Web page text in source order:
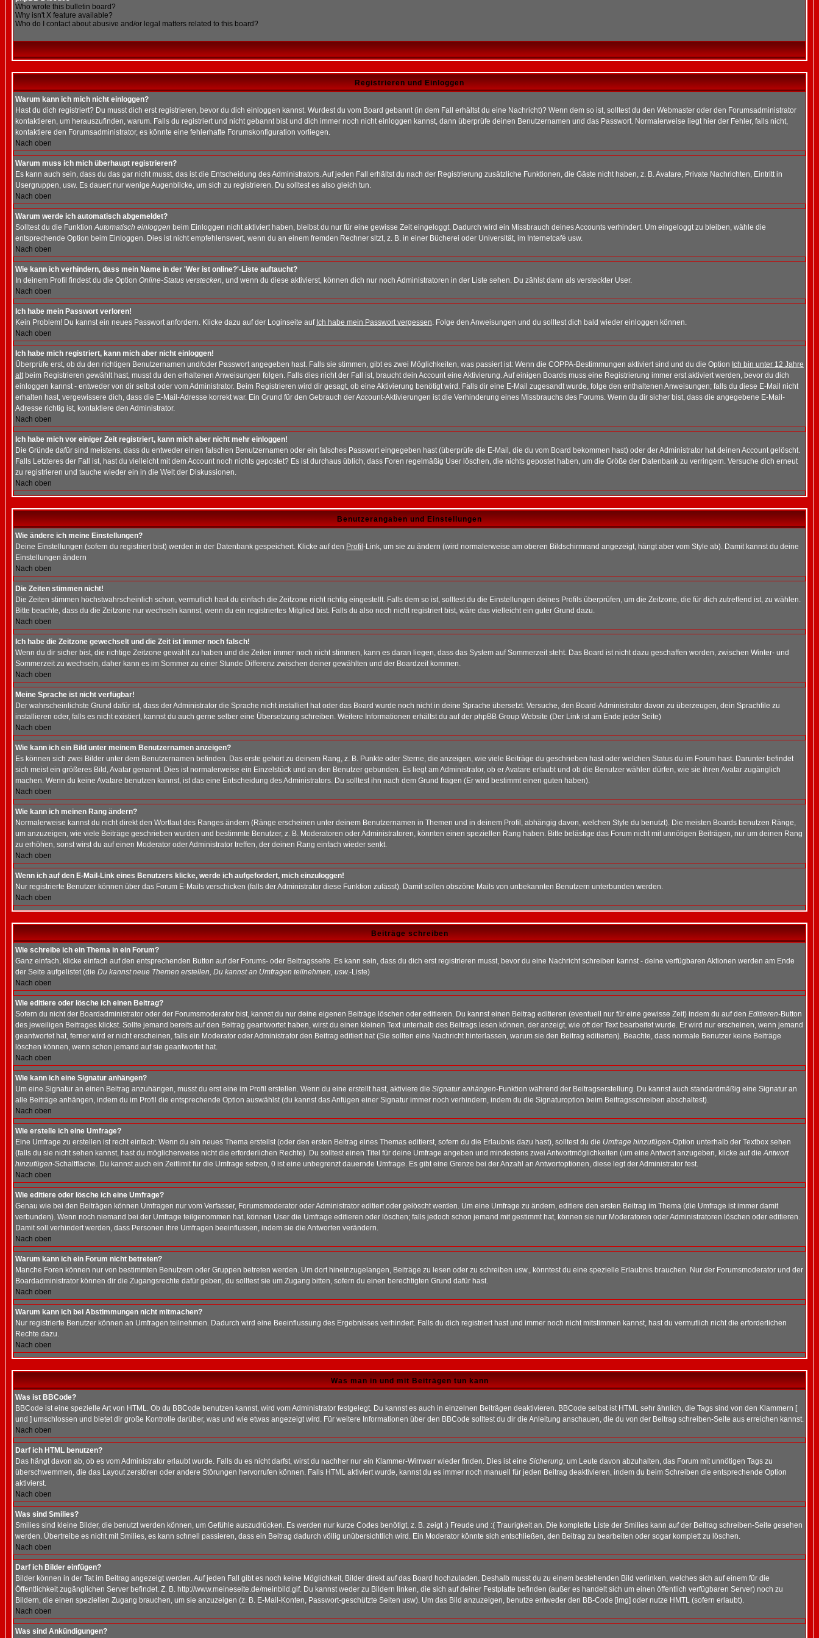
Who wrote this bulletin board?
Why isn't X feature available?
Who do I contact about abusive and/or legal matters related to this board?
Registrieren und Einloggen
Warum kann ich mich nicht einloggen?
Hast du dich registriert? Du musst dich erst registrieren, bevor du dich einloggen kannst. Wurdest du vom Board gebannt (in dem Fall erhältst du eine Nachricht)? Wenn dem so ist, solltest du den Webmaster oder den Forumsadministrator
kontaktieren, um herauszufinden, warum. Falls du registriert und nicht gebannt bist und dich immer noch nicht einloggen kannst, dann überprüfe deinen Benutzernamen und das Passwort. Normalerweise liegt hier der Fehler, falls nicht,
kontaktiere den Forumsadministrator, es könnte eine fehlerhafte Forumskonfiguration vorliegen.
Nach oben
Warum muss ich mich überhaupt registrieren?
Es kann auch sein, dass du das gar nicht musst, das ist die Entscheidung des Administrators. Auf jeden Fall erhältst du nach der Registrierung zusätzliche Funktionen, die Gäste nicht haben, z. B. Avatare, Private Nachrichten, Eintritt in
Usergruppen, usw. Es dauert nur wenige Augenblicke, um sich zu registrieren. Du solltest es also gleich tun.
Nach oben
Warum werde ich automatisch abgemeldet?
Solltest du die FunktionAutomatisch einloggen beim Einloggen nicht aktiviert haben, bleibst du nur für eine gewisse Zeit eingeloggt. Dadurch wird ein Missbrauch deines Accounts verhindert. Um eingeloggt zu bleiben, wähle die
entsprechende Option beim Einloggen. Dies ist nicht empfehlenswert, wenn du an einem fremden Rechner sitzt, z. B. in einer Bücherei oder Universität, im Internetcafé usw.
Nach oben
Wie kann ich verhindern, dass mein Name in der 'Wer ist online?'-Liste auftaucht?
In deinem Profil findest du die Option Online-Status verstecken, und wenn du diese aktivierst, können dich nur noch Administratoren in der Liste sehen. Du zählst dann als versteckter User.
Nach oben
Ich habe mein Passwort verloren!
Kein Problem! Du kannst ein neues Passwort anfordern. Klicke dazu auf der Loginseite auf Ich habe mein Passwort vergessen. Folge den Anweisungen und du solltest dich bald wieder einloggen können.
Nach oben
Ich habe mich registriert, kann mich aber nicht einloggen!
Überprüfe erst, ob du den richtigen Benutzernamen und/oder Passwort angegeben hast. Falls sie stimmen, gibt es zwei Möglichkeiten, was passiert ist: Wenn die COPPA-Bestimmungen aktiviert sind und du die Option Ich bin unter 12 Jahre
altbeim Registrieren gewählt hast, musst du den erhaltenen Anweisungen folgen. Falls dies nicht der Fall ist, braucht dein Account eine Aktivierung. Auf einigen Boards muss eine Registrierung immer erst aktiviert werden, bevor du dich
einloggen kannst - entweder von dir selbst oder vom Administrator. Beim Registrieren wird dir gesagt, ob eine Aktivierung benötigt wird. Falls dir eine E-Mail zugesandt wurde, folge den enthaltenen Anweisungen; falls du diese E-Mail nicht
erhalten hast, vergewissere dich, dass die E-Mail-Adresse korrekt war. Ein Grund für den Gebrauch der Account-Aktivierungen ist die Verhinderung eines Missbrauchs des Forums. Wenn du dir sicher bist, dass die angegebene E-Mail-
Adresse richtig ist, kontaktiere den Administrator.
Nach oben
Ich habe mich vor einiger Zeit registriert, kann mich aber nicht mehr einloggen!
Die Gründe dafür sind meistens, dass du entweder einen falschen Benutzernamen oder ein falsches Passwort eingegeben hast (überprüfe die E-Mail, die du vom Board bekommen hast) oder der Administrator hat deinen Account gelöscht.
Falls Letzteres der Fall ist, hast du vielleicht mit dem Account noch nichts gepostet? Es ist durchaus üblich, dass Foren regelmäßig User löschen, die nichts gepostet haben, um die Größe der Datenbank zu verringern. Versuche dich erneut
zu registrieren und tauche wieder ein in die Welt der Diskussionen.
Nach oben
Benutzerangaben und Einstellungen
Wie ändere ich meine Einstellungen?
Deine Einstellungen (sofern du registriert bist) werden in der Datenbank gespeichert. Klicke auf den Profil -Link, um sie zu ändern (wird normalerweise am oberen Bildschirmrand angezeigt, hängt aber vom Style ab). Damit kannst du deine
Einstellungen ändern
Nach oben
Die Zeiten stimmen nicht!
Die Zeiten stimmen höchstwahrscheinlich schon, vermutlich hast du einfach die Zeitzone nicht richtig eingestellt. Falls dem so ist, solltest du die Einstellungen deines Profils überprüfen, um die Zeitzone, die für dich zutreffend ist, zu wählen.
Bitte beachte, dass du die Zeitzone nur wechseln kannst, wenn du ein registriertes Mitglied bist. Falls du also noch nicht registriert bist, wäre das vielleicht ein guter Grund dazu.
Nach oben
Ich habe die Zeitzone gewechselt und die Zeit ist immer noch falsch!
Wenn du dir sicher bist, die richtige Zeitzone gewählt zu haben und die Zeiten immer noch nicht stimmen, kann es daran liegen, dass das System auf Sommerzeit steht. Das Board ist nicht dazu geschaffen worden, zwischen Winter- und
Sommerzeit zu wechseln, daher kann es im Sommer zu einer Stunde Differenz zwischen deiner gewählten und der Boardzeit kommen.
Nach oben
Meine Sprache ist nicht verfügbar!
Der wahrscheinlichste Grund dafür ist, dass der Administrator die Sprache nicht installiert hat oder das Board wurde noch nicht in deine Sprache übersetzt. Versuche, den Board-Administrator davon zu überzeugen, dein Sprachfile zu
installieren oder, falls es nicht existiert, kannst du auch gerne selber eine Übersetzung schreiben. Weitere Informationen erhältst du auf der phpBB Group Website (Der Link ist am Ende jeder Seite)
Nach oben
Wie kann ich ein Bild unter meinem Benutzernamen anzeigen?
Es können sich zwei Bilder unter dem Benutzernamen befinden. Das erste gehört zu deinem Rang, z. B. Punkte oder Sterne, die anzeigen, wie viele Beiträge du geschrieben hast oder welchen Status du im Forum hast. Darunter befindet
sich meist ein größeres Bild, Avatar genannt. Dies ist normalerweise ein Einzelstück und an den Benutzer gebunden. Es liegt am Administrator, ob er Avatare erlaubt und ob die Benutzer wählen dürfen, wie sie ihren Avatar zugänglich
machen. Wenn du keine Avatare benutzen kannst, ist das eine Entscheidung des Administrators. Du solltest ihn nach dem Grund fragen (Er wird bestimmt einen guten haben).
Nach oben
Wie kann ich meinen Rang ändern?
Normalerweise kannst du nicht direkt den Wortlaut des Ranges ändern (Ränge erscheinen unter deinem Benutzernamen in Themen und in deinem Profil, abhängig davon, welchen Style du benutzt). Die meisten Boards benutzen Ränge,
um anzuzeigen, wie viele Beiträge geschrieben wurden und bestimmte Benutzer, z. B. Moderatoren oder Administratoren, könnten einen speziellen Rang haben. Bitte belästige das Forum nicht mit unnötigen Beiträgen, nur um deinen Rang
zu erhöhen, sonst wirst du auf einen Moderator oder Administrator treffen, der deinen Rang einfach wieder senkt.
Nach oben
Wenn ich auf den E-Mail-Link eines Benutzers klicke, werde ich aufgefordert, mich einzuloggen!
Nur registrierte Benutzer können über das Forum E-Mails verschicken (falls der Administrator diese Funktion zulässt). Damit sollen obszöne Mails von unbekannten Benutzern unterbunden werden.
Nach oben
Beiträge schreiben
Wie schreibe ich ein Thema in ein Forum?
Ganz einfach, klicke einfach auf den entsprechenden Button auf der Forums- oder Beitragsseite. Es kann sein, dass du dich erst registrieren musst, bevor du eine Nachricht schreiben kannst - deine verfügbaren Aktionen werden am Ende
der Seite aufgelistet (die Du kannst neue Themen erstellen, Du kannst an Umfragen teilnehmen, usw.-Liste)
Nach oben
Wie editiere oder lösche ich einen Beitrag?
Sofern du nicht der Boardadministrator oder der Forumsmoderator bist, kannst du nur deine eigenen Beiträge löschen oder editieren. Du kannst einen Beitrag editieren (eventuell nur für eine gewisse Zeit) indem du auf den Editieren-Button
des jeweiligen Beitrages klickst. Sollte jemand bereits auf den Beitrag geantwortet haben, wirst du einen kleinen Text unterhalb des Beitrags lesen können, der anzeigt, wie oft der Text bearbeitet wurde. Er wird nur erscheinen, wenn jemand
geantwortet hat, ferner wird er nicht erscheinen, falls ein Moderator oder Administrator den Beitrag editiert hat (Sie sollten eine Nachricht hinterlassen, warum sie den Beitrag editierten). Beachte, dass normale Benutzer keine Beiträge
löschen können, wenn schon jemand auf sie geantwortet hat.
Nach oben
Wie kann ich eine Signatur anhängen?
Um eine Signatur an einen Beitrag anzuhängen, musst du erst eine im Profil erstellen. Wenn du eine erstellt hast, aktiviere die Signatur anhängen-Funktion während der Beitragserstellung. Du kannst auch standardmäßig eine Signatur an
alle Beiträge anhängen, indem du im Profil die entsprechende Option auswählst (du kannst das Anfügen einer Signatur immer noch verhindern, indem du die Signaturoption beim Beitragsschreiben abschaltest).
Nach oben
Wie erstelle ich eine Umfrage?
Eine Umfrage zu erstellen ist recht einfach: Wenn du ein neues Thema erstellst (oder den ersten Beitrag eines Themas editierst, sofern du die Erlaubnis dazu hast), solltest du die Umfrage hinzufügen-Option unterhalb der Textbox sehen
(falls du sie nicht sehen kannst, hast du möglicherweise nicht die erforderlichen Rechte). Du solltest einen Titel für deine Umfrage angeben und mindestens zwei Antwortmöglichkeiten (um eine Antwort anzugeben, klicke auf dieAntwort
hinzufügen-Schaltfläche. Du kannst auch ein Zeitlimit für die Umfrage setzen, 0 ist eine unbegrenzt dauernde Umfrage. Es gibt eine Grenze bei der Anzahl an Antwortoptionen, diese legt der Administrator fest.
Nach oben
Wie editiere oder lösche ich eine Umfrage?
Genau wie bei den Beiträgen können Umfragen nur vom Verfasser, Forumsmoderator oder Administrator editiert oder gelöscht werden. Um eine Umfrage zu ändern, editiere den ersten Beitrag im Thema (die Umfrage ist immer damit
verbunden). Wenn noch niemand bei der Umfrage teilgenommen hat, können User die Umfrage editieren oder löschen; falls jedoch schon jemand mit gestimmt hat, können sie nur Moderatoren oder Administratoren löschen oder editieren.
Damit soll verhindert werden, dass Personen ihre Umfragen beeinflussen, indem sie die Antworten verändern.
Nach oben
Warum kann ich ein Forum nicht betreten?
Manche Foren können nur von bestimmten Benutzern oder Gruppen betreten werden. Um dort hineinzugelangen, Beiträge zu lesen oder zu schreiben usw., könntest du eine spezielle Erlaubnis brauchen. Nur der Forumsmoderator und der
Boardadministrator können dir die Zugangsrechte dafür geben, du solltest sie um Zugang bitten, sofern du einen berechtigten Grund dafür hast.
Nach oben
Warum kann ich bei Abstimmungen nicht mitmachen?
Nur registrierte Benutzer können an Umfragen teilnehmen. Dadurch wird eine Beeinflussung des Ergebnisses verhindert. Falls du dich registriert hast und immer noch nicht mitstimmen kannst, hast du vermutlich nicht die erforderlichen
Rechte dazu.
Nach oben
Was man in und mit Beiträgen tun kann
Was ist BBCode?
BBCode ist eine spezielle Art von HTML. Ob du BBCode benutzen kannst, wird vom Administrator festgelegt. Du kannst es auch in einzelnen Beiträgen deaktivieren. BBCode selbst ist HTML sehr ähnlich, die Tags sind von den Klammern [
und ] umschlossen und bietet dir große Kontrolle darüber, was und wie etwas angezeigt wird. Für weitere Informationen über den BBCode solltest du dir die Anleitung anschauen, die du von der Beitrag schreiben-Seite aus erreichen kannst.
Nach oben
Darf ich HTML benutzen?
Das hängt davon ab, ob es vom Administrator erlaubt wurde. Falls du es nicht darfst, wirst du nachher nur ein Klammer-Wirrwarr wieder finden. Dies ist eine Sicherung, um Leute davon abzuhalten, das Forum mit unnötigen Tags zu
überschwemmen, die das Layout zerstören oder andere Störungen hervorrufen können. Falls HTML aktiviert wurde, kannst du es immer noch manuell für jeden Beitrag deaktivieren, indem du beim Schreiben die entsprechende Option
aktivierst.
Nach oben
Was sind Smilies?
Smilies sind kleine Bilder, die benutzt werden können, um Gefühle auszudrücken. Es werden nur kurze Codes benötigt, z. B. zeigt :) Freude und :( Traurigkeit an. Die komplette Liste der Smilies kann auf der Beitrag schreiben-Seite gesehen
werden. Übertreibe es nicht mit Smilies, es kann schnell passieren, dass ein Beitrag dadurch völlig unübersichtlich wird. Ein Moderator könnte sich entschließen, den Beitrag zu bearbeiten oder sogar komplett zu löschen.
Nach oben
Darf ich Bilder einfügen?
Bilder können in der Tat im Beitrag angezeigt werden. Auf jeden Fall gibt es noch keine Möglichkeit, Bilder direkt auf das Board hochzuladen. Deshalb musst du zu einem bestehenden Bild verlinken, welches sich auf einem für die
Öffentlichkeit zugänglichen Server befindet. Z. B. http://www.meineseite.de/meinbild.gif. Du kannst weder zu Bildern linken, die sich auf deiner Festplatte befinden (außer es handelt sich um einen öffentlich verfügbaren Server) noch zu
Bildern, die einen speziellen Zugang brauchen, um sie anzuzeigen (z. B. E-Mail-Konten, Passwort-geschützte Seiten usw). Um das Bild anzuzeigen, benutze entweder den BB-Code [img] oder nutze HMTL (sofern erlaubt).
Nach oben
Was sind Ankündigungen?